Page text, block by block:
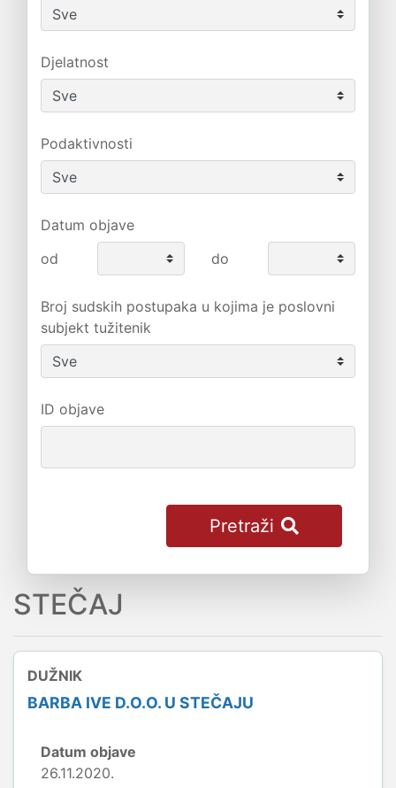
Djelatnost
Podaktivnosti
Datum objave
od
do
Broj sudskih postupaka u kojima je poslovni
subjekt tužitenik
ID objave
Pretraži
STEČAJ
DUŽNIK
BARBA IVE D.O.O. U STEČAJU
Datum objave
26.11.2020.